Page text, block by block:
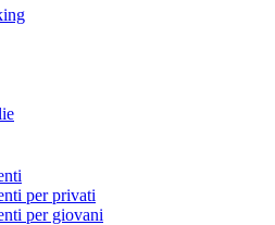
per privati
per giovani